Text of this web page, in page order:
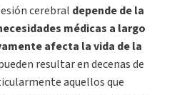
cerebral depende de la
médicas a largo
afecta la vida de la
resultar en decenas de
aquellos que